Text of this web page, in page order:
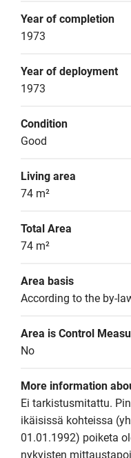
Year of completion
1973
Year of deployment
1973
Condition
Good
Living area
74 m²
Total Area
74 m²
Area basis
According to the by-
Area is Control
No
More information
Ei tarkistusmitattu.
ikäisissä kohteissa
01.01.1992) poiketa
nykyisten